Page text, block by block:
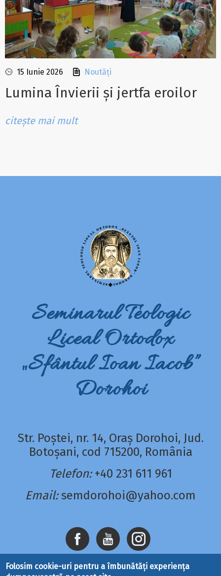
15 Iunie 2026 Noutăți
Lumina Învierii și jertfa eroilor
citește mai mult
Seminarul Teologic
Liceal Ortodox
„Sfântul Ioan Iacob”
Dorohoi
Str. Poștei, nr. 14, Oraș Dorohoi, Jud.
Botoșani, cod 715200, România
Telefon: +40 231 611 961
Email: semdorohoi@yahoo.com
Folosim cookie-uri pentru a îmbunătăți experiența